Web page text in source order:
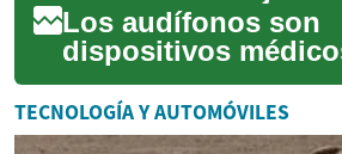
probl...
Los audífonos son
dispositivos
diseñados para
audición de las
pérdida auditiva.
TECNOLOGÍA Y AUTOMÓVILES